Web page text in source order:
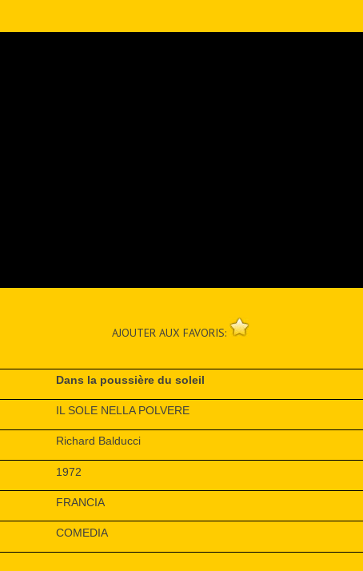
AJOUTER AUX FAVORIS:
Dans la poussière du soleil
IL SOLE NELLA POLVERE
Richard Balducci
1972
FRANCIA
COMEDIA